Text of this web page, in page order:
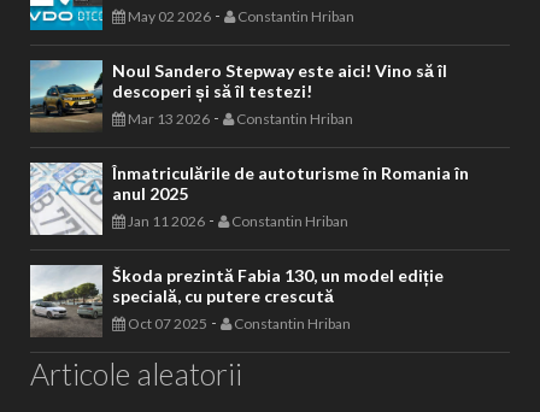
May 02 2026 - Constantin Hriban
Noul Sandero Stepway este aici! Vino să îl
descoperi și să îl testezi!
Mar 13 2026 - Constantin Hriban
Înmatriculările de autoturisme în Romania în
anul 2025
Jan 11 2026 - Constantin Hriban
Škoda prezintă Fabia 130, un model ediție
specială, cu putere crescută
Oct 07 2025 - Constantin Hriban
Articole aleatorii